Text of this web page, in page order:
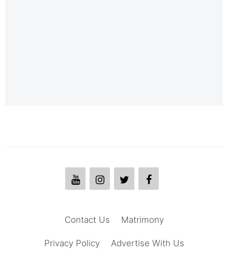
Matrimony
Contact Us
Advertise With Us
Privacy Policy